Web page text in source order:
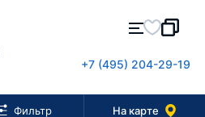
+7 (495) 204-29-19
Фильтр На карте